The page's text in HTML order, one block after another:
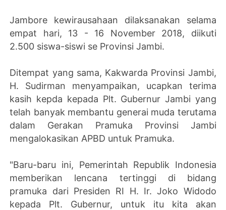
Jambore kewirausahaan dilaksanakan selama
empat hari, 13 - 16 November 2018, diikuti
2.500 siswa-siswi se Provinsi Jambi.
Ditempat yang sama, Kakwarda Provinsi Jambi,
H. Sudirman menyampaikan, ucapkan terima
kasih kepda kepada Plt. Gubernur Jambi yang
telah banyak membantu generai muda terutama
dalam Gerakan Pramuka Provinsi Jambi
mengalokasikan APBD untuk Pramuka.
"Baru-baru ini, Pemerintah Republik Indonesia
memberikan lencana tertinggi di bidang
pramuka dari Presiden RI H. Ir. Joko Widodo
kepada Plt. Gubernur, untuk itu kita akan